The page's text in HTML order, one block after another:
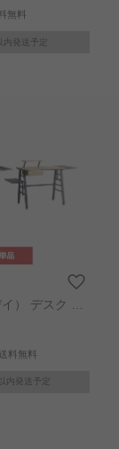
無料
内発送予定
） デスク ブ
送料無料
内発送予定